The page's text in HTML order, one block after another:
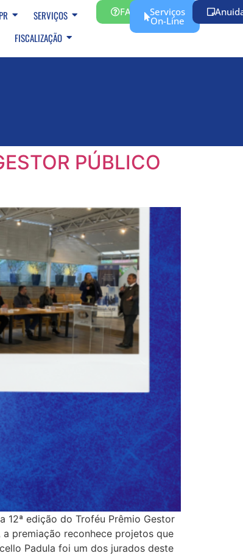
SERVIÇOS
FISCALIZAÇÃO
FAQ Serviços
On-Line
PÚBLICO
12ª edição do Troféu Prêmio Gestor
a premiação reconhece projetos que
Padula foi um dos jurados deste